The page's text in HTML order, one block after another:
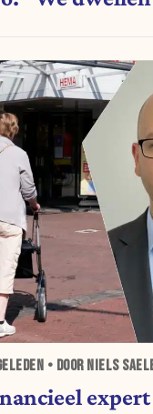
• DOOR NIELS